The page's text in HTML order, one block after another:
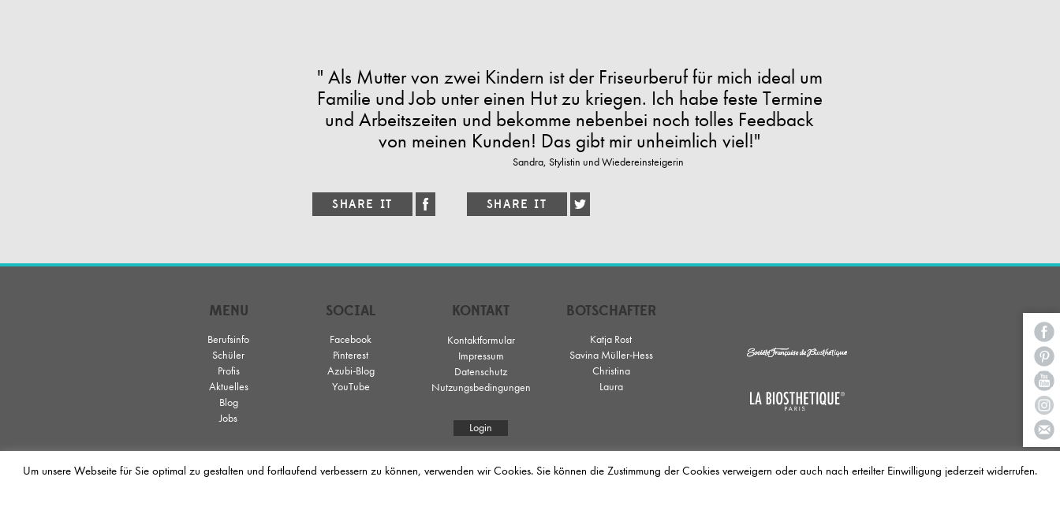
" Als Mutter von zwei Kindern ist der Friseurberuf für mich ideal um
Familie und Job unter einen Hut zu kriegen. Ich habe feste Termine
und Arbeitszeiten und bekomme nebenbei noch tolles Feedback
von meinen Kunden! Das gibt mir unheimlich viel!"
Sandra, Stylistin und Wiedereinsteigerin
MENU
Berufsinfo
Schüler
Profis
Aktuelles
Blog
Jobs
SOCIAL
Facebook
Pinterest
Azubi-Blog
YouTube
KONTAKT
Kontaktformular
Impressum
Datenschutz
Nutzungsbedingungen
Login
BOTSCHAFTER
Katja Rost
Savina Müller-Hess
Christina
Laura
Um unsere Webseite für Sie optimal zu gestalten und fortlaufend verbessern zu können, verwenden wir Cookies. Sie können die Zustimmung der Cookies verweigern oder auch nach erteilter Einwilligung jederzeit widerrufen.